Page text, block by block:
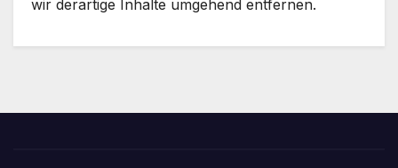
wir derartige Inhalte umgehend entfernen.